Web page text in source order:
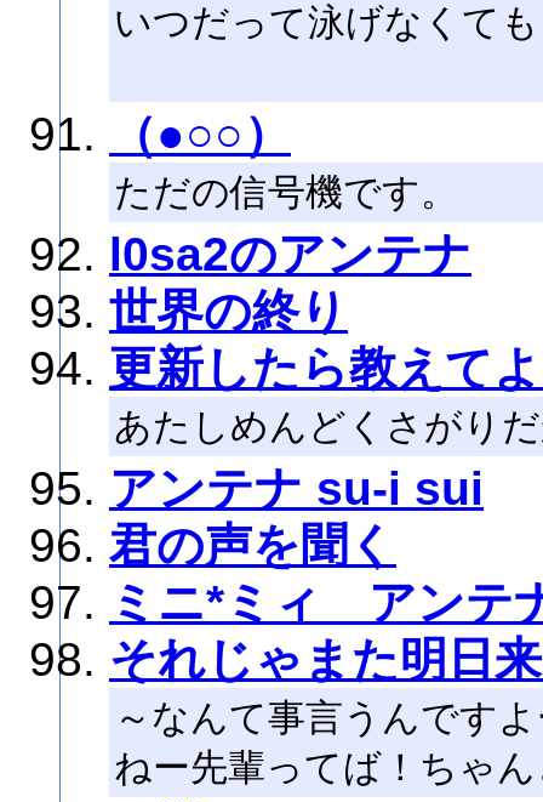
いつだって泳げなくて
（●○○）
ただの信号機です。
l0sa2のアンテナ
世界の終り
更新したら教えて
あたしめんどくさがり
アンテナ su-i sui
君の声を聞く
ミニ*ミィ アンテ
それじゃまた明日
～なんて事言うんです
ねー先輩ってば！ちゃ